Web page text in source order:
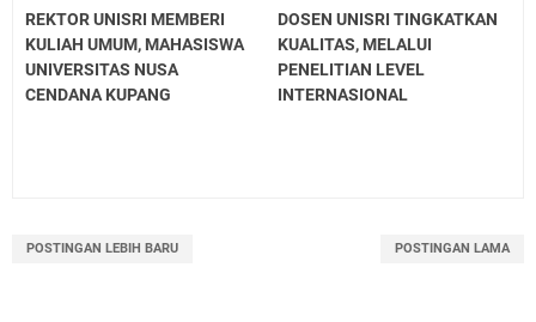
REKTOR UNISRI MEMBERI
KULIAH UMUM, MAHASISWA
UNIVERSITAS NUSA
CENDANA KUPANG
DOSEN UNISRI TINGKATKAN
KUALITAS, MELALUI
PENELITIAN LEVEL
INTERNASIONAL
POSTINGAN LEBIH BARU POSTINGAN LAMA